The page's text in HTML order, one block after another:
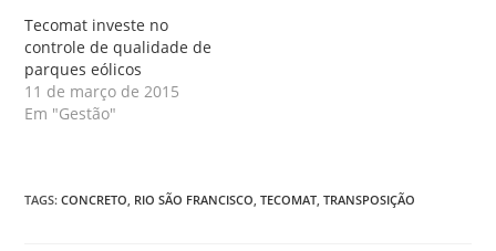
Tecomat investe no
controle de qualidade de
parques eólicos
11 de março de 2015
Em "Gestão"
TAGS:CONCRETO, RIO SÃO FRANCISCO, TECOMAT, TRANSPOSIÇÃO